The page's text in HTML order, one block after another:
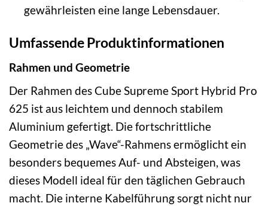
gewährleisten eine lange Lebensdauer.
Umfassende Produktinformationen
Rahmen und Geometrie
Der Rahmen des Cube Supreme Sport Hybrid Pro
625 ist aus leichtem und dennoch stabilem
Aluminium gefertigt. Die fortschrittliche
Geometrie des „Wave“-Rahmens ermöglicht ein
besonders bequemes Auf- und Absteigen, was
dieses Modell ideal für den täglichen Gebrauch
macht. Die interne Kabelführung sorgt nicht nur